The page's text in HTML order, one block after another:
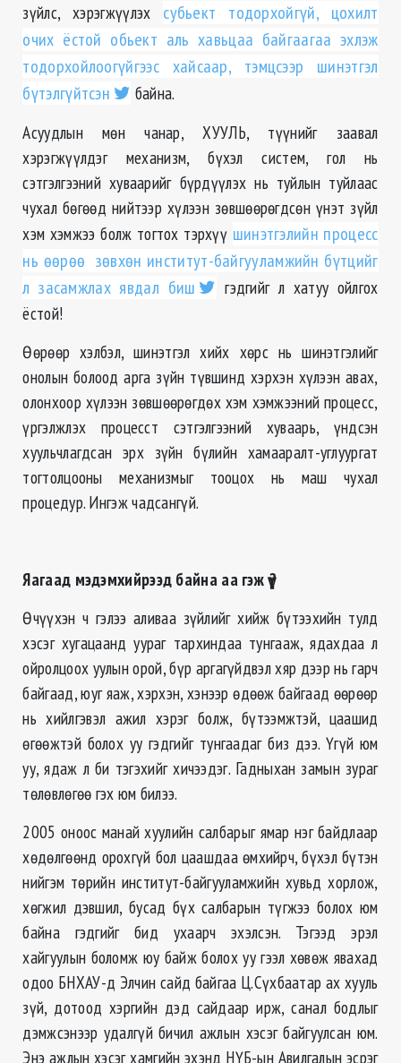
зүйлс, хэрэгжүүлэх субьект тодорхойгүй, цохилт
очих ёстой обьект аль хавьцаа байгаагаа эхлэж
тодорхойлоогүйгээс хайсаар, тэмцсээр шинэтгэл
бүтэлгүйтсэн
байна.
Асуудлын мөн чанар, ХУУЛЬ, түүнийг заавал
хэрэгжүүлдэг механизм, бүхэл систем, гол нь
сэтгэлгээний хуваарийг бүрдүүлэх нь туйлын туйлаас
чухал бөгөөд нийтээр хүлээн зөвшөөрөгдсөн үнэт зүйл
хэм хэмжээ болж тогтох тэрхүү шинэтгэлийн процесс
нь өөрөө зөвхөн институт-байгууламжийн бүтцийг
л засамжлах явдал биш
гэдгийг л хатуу ойлгох
ёстой!
Өөрөөр хэлбэл, шинэтгэл хийх хөрс нь шинэтгэлийг
онолын болоод арга зүйн түвшинд хэрхэн хүлээн авах,
олонхоор хүлээн зөвшөөрөгдөх хэм хэмжээний процесс,
үргэлжлэх процесст сэтгэлгээний хуваарь, үндсэн
хуульчлагдсан эрх зүйн бүлийн хамааралт-углуургат
тогтолцооны механизмыг тооцох нь маш чухал
процедур. Ингэж чадсангүй.
Яагаад мэдэмхийрээд байна аа гэж үү?
Өчүүхэн ч гэлээ аливаа зүйлийг хийж бүтээхийн тулд
хэсэг хугацаанд уураг тархиндаа тунгааж, ядахдаа л
ойролцоох уулын орой, бүр аргагүйдвэл хяр дээр нь гарч
байгаад, юуг яаж, хэрхэн, хэнээр өдөөж байгаад өөрөөр
нь хийлгэвэл ажил хэрэг болж, бүтээмжтэй, цаашид
өгөөжтэй болох уу гэдгийг тунгаадаг биз дээ. Үгүй юм
уу, ядаж л би тэгэхийг хичээдэг. Гадныхан замын зураг
төлөвлөгөө гэх юм билээ.
2005 оноос манай хуулийн салбарыг ямар нэг байдлаар
хөдөлгөөнд орохгүй бол цаашдаа өмхийрч, бүхэл бүтэн
нийгэм төрийн институт-байгууламжийн хувьд хорлож,
хөгжил дэвшил, бусад бүх салбарын түгжээ болох юм
байна гэдгийг бид ухаарч эхэлсэн. Тэгээд эрэл
хайгуулын боломж юу байж болох уу гээл хөвөж явахад
одоо БНХАУ-д Элчин сайд байгаа Ц.Сүхбаатар ах хууль
зүй, дотоод хэргийн дэд сайдаар ирж, санал бодлыг
дэмжсэнээр удалгүй бичил ажлын хэсэг байгуулсан юм.
Энэ ажлын хэсэг хамгийн эхэнд НҮБ-ын Авилгалын эсрэг